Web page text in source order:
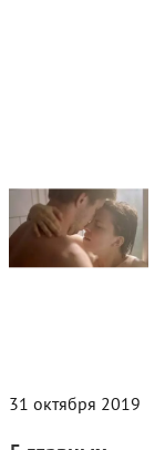
31 октября 2019